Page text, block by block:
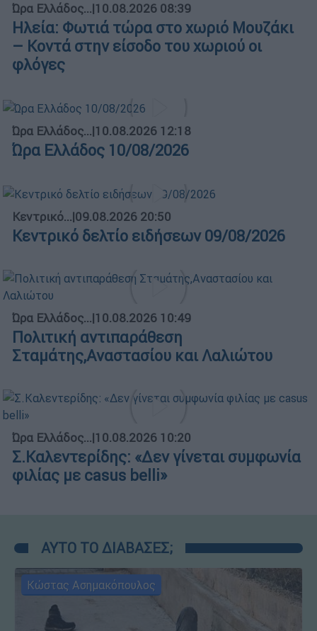
Ώρα Ελλάδος...|10.08.2026 08:39
Ηλεία: Φωτιά τώρα στο χωριό Μουζάκι
– Κοντά στην είσοδο του χωριού οι
φλόγες
Ώρα Ελλάδος...|10.08.2026 12:18
Ώρα Ελλάδος 10/08/2026
Κεντρικό...|09.08.2026 20:50
Κεντρικό δελτίο ειδήσεων 09/08/2026
Ώρα Ελλάδος...|10.08.2026 10:49
Πολιτική αντιπαράθεση
Σταμάτης,Αναστασίου και Λαλιώτου
Ώρα Ελλάδος...|10.08.2026 10:20
Σ.Καλεντερίδης: «Δεν γίνεται συμφωνία
φιλίας με casus belli»
ΑΥΤΟ ΤΟ ΔΙΑΒΑΣΕΣ;
Κώστας Ασημακόπουλος